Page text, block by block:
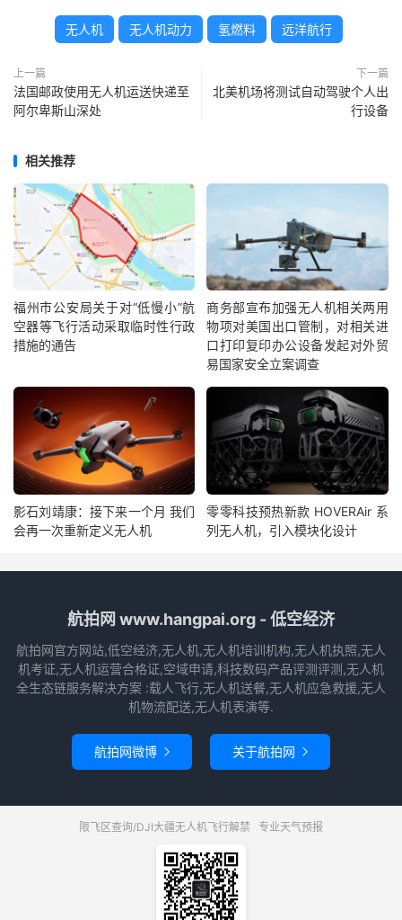
无人机 无人机动力 氢燃料 远洋航行
上一篇
法国邮政使用无人机运送快递至
阿尔卑斯山深处
下一篇
北美机场将测试自动驾驶个人出
行设备
相关推荐
福州市公安局关于对“低慢小”航
空器等飞行活动采取临时性行政
措施的通告
商务部宣布加强无人机相关两用
物项对美国出口管制，对相关进
口打印复印办公设备发起对外贸
易国家安全立案调查
影石刘靖康：接下来一个月 我们
会再一次重新定义无人机
零零科技预热新款 HOVERAir 系
列无人机，引入模块化设计
航拍网 www.hangpai.org - 低空经济
航拍网官方网站,低空经济,无人机,无人机培训机构,无人机执照,无人
机考证,无人机运营合格证,空域申请,科技数码产品评测评测,无人机
全生态链服务解决方案 :载人飞行,无人机送餐,无人机应急救援,无人
机物流配送,无人机表演等.
航拍网微博  关于航拍网 
限飞区查询/DJI大疆无人机飞行解禁 专业天气预报